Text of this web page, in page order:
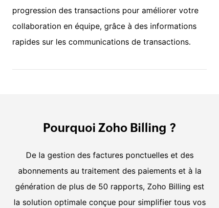
progression des transactions pour améliorer votre
collaboration en équipe, grâce à des informations
rapides sur les communications de transactions.
Pourquoi Zoho Billing ?
De la gestion des factures ponctuelles et des
abonnements au traitement des paiements et à la
génération de plus de 50 rapports, Zoho Billing est
la solution optimale conçue pour simplifier tous vos